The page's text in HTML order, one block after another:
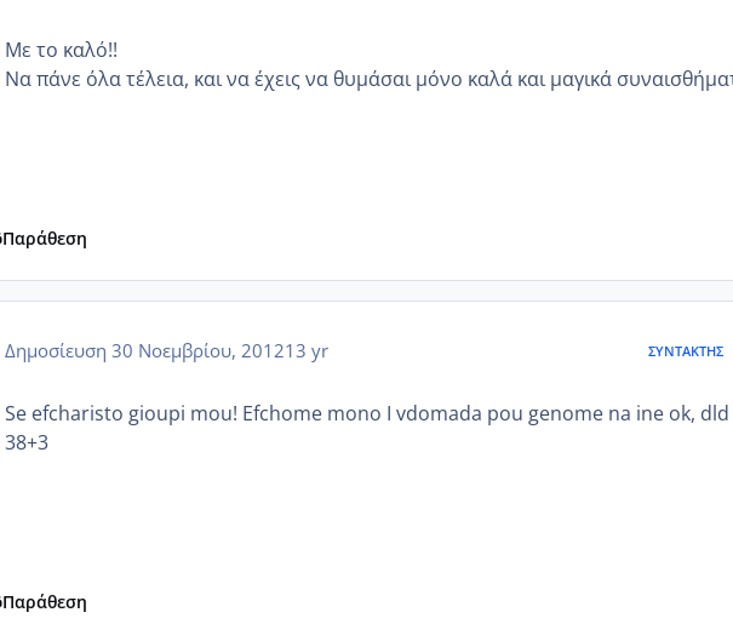
Με το καλό!!
Να πάνε όλα τέλεια, και να έχεις να θυμάσαι μόνο καλά και μαγικά
Παράθεση
Δημοσίευση 30 Νοεμβρίου, 201213 yr ΣΥΝΤΆΚΤΗΣ
Se efcharisto gioupi mou! Efchome mono I vdomada pou genome na ine ok, dld
38+3
Παράθεση